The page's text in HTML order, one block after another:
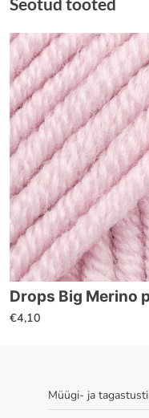
Drops Big Merino
€4,10
Müügi- ja